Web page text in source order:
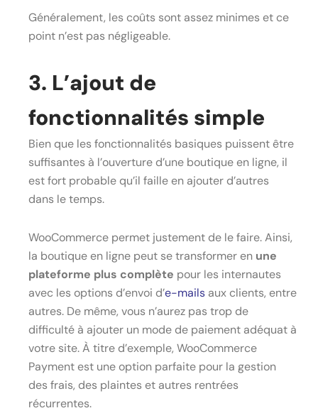
Généralement, les coûts sont assez minimes et ce
point n’est pas négligeable.
3. L’ajout de
fonctionnalités simple
Bien que les fonctionnalités basiques puissent être
suffisantes à l’ouverture d’une boutique en ligne, il
est fort probable qu’il faille en ajouter d’autres
dans le temps.
WooCommerce permet justement de le faire. Ainsi,
la boutique en ligne peut se transformer en une
plateforme plus complète pour les internautes
avec les options d’envoi d’e-mails aux clients, entre
autres. De même, vous n’aurez pas trop de
difficulté à ajouter un mode de paiement adéquat à
votre site. À titre d’exemple, WooCommerce
Payment est une option parfaite pour la gestion
des frais, des plaintes et autres rentrées
récurrentes.